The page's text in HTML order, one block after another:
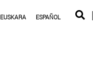
EUSKARA ESPAÑOL